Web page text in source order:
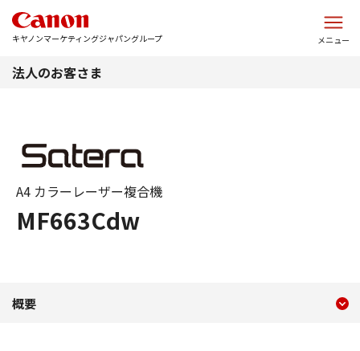
キヤノンマーケティングジャパングループ メニュー
法人のお客さま
MF663Cdw
A4 カラーレーザー複合機
概要